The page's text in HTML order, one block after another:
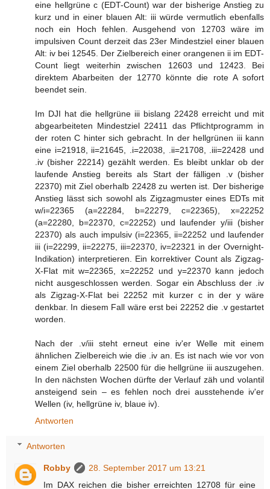
eine hellgrüne c (EDT-Count) war der bisherige Anstieg zu
kurz und in einer blauen Alt: iii würde vermutlich ebenfalls
noch ein Hoch fehlen. Ausgehend von 12703 wäre im
impulsiven Count derzeit das 23er Mindestziel einer blauen
Alt: iv bei 12545. Der Zielbereich einer orangenen ii im EDT-
Count liegt weiterhin zwischen 12603 und 12423. Bei
direktem Abarbeiten der 12770 könnte die rote A sofort
beendet sein.
Im DJI hat die hellgrüne iii bislang 22428 erreicht und mit
abgearbeiteten Mindestziel 22411 das Pflichtprogramm in
der roten C hinter sich gebracht. In der hellgrünen iii kann
eine i=21918, ii=21645, .i=22038, .ii=21708, .iii=22428 und
.iv (bisher 22214) gezählt werden. Es bleibt unklar ob der
laufende Anstieg bereits als Start der fälligen .v (bisher
22370) mit Ziel oberhalb 22428 zu werten ist. Der bisherige
Anstieg lässt sich sowohl als Zigzagmuster eines EDTs mit
w/i=22365 (a=22284, b=22279, c=22365), x=22252
(a=22280, b=22370, c=22252) und laufender y/iii (bisher
22370) als auch impulsiv (i=22365, ii=22252 und laufender
iii (i=22299, ii=22275, iii=22370, iv=22321 in der Overnight-
Indikation) interpretieren. Ein korrektiver Count als Zigzag-
X-Flat mit w=22365, x=22252 und y=22370 kann jedoch
nicht ausgeschlossen werden. Sogar ein Abschluss der .iv
als Zigzag-X-Flat bei 22252 mit kurzer c in der y wäre
denkbar. In diesem Fall wäre erst bei 22252 die .v gestartet
worden.
Nach der .v/iii steht erneut eine iv'er Welle mit einem
ähnlichen Zielbereich wie die .iv an. Es ist nach wie vor von
einem Ziel oberhalb 22500 für die hellgrüne iii auszugehen.
In den nächsten Wochen dürfte der Verlauf zäh und volantil
ansteigend sein – es fehlen noch drei ausstehende iv'er
Wellen (iv, hellgrüne iv, blaue iv).
Antworten
Antworten
Robby
28. September 2017 um 13:21
Im DAX reichen die bisher erreichten 12708 für eine